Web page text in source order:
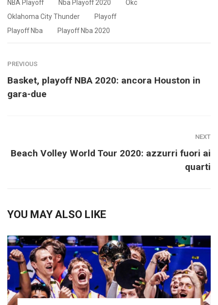
NBA Playoff Nba Playoff 2020
Okc
Oklahoma City Thunder
Playoff
Playoff Nba
Playoff Nba 2020
PREVIOUS
Basket, playoff NBA 2020: ancora Houston in
gara-due
NEXT
Beach Volley World Tour 2020: azzurri fuori ai
quarti
YOU MAY ALSO LIKE